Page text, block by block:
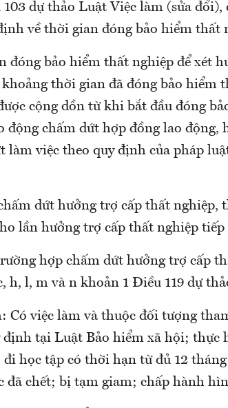
dự thảo Luật Việc làm (sửa đổi),
về thời gian đóng bảo hiểm thất
đóng bảo hiểm thất nghiệp để xét
khoảng thời gian đã đóng bảo hiểm
cộng dồn từ khi bắt đầu đóng
động chấm dứt hợp đồng lao động,
làm việc theo quy định của pháp
dứt hưởng trợ cấp thất nghiệp,
lần hưởng trợ cấp thất nghiệp
hợp chấm dứt hưởng trợ cấp
h, l, m và n khoản 1 Điều 119 dự
Có việc làm và thuộc đối tượng
định tại Luật Bảo hiểm xã hội; thực
đi học tập có thời hạn từ đủ 12
đã chết; bị tạm giam; chấp hành